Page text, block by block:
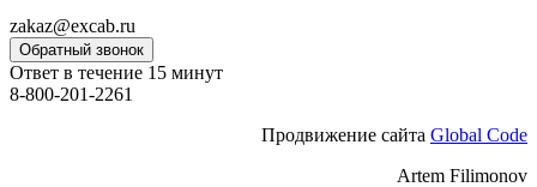
zakaz@excab.ru
Обратный звонок
Ответ в течение 15 минут
8-800-201-2261
Продвижение сайта Global Code
Artem Filimonov